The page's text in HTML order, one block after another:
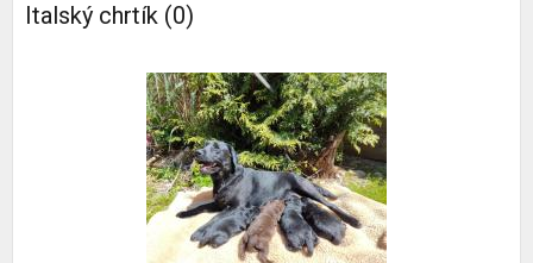
Italský chrtík (0)